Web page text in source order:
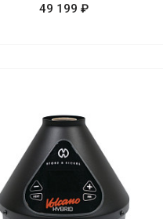
49 199 ₽